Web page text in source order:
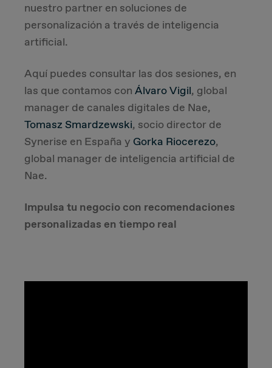
nuestro partner en soluciones de
personalización a través de inteligencia
artificial.
Aquí puedes consultar las dos sesiones, en
las que contamos con Álvaro Vigil, global
manager de canales digitales de Nae,
Tomasz Smardzewski, socio director de
Synerise en España y Gorka Riocerezo,
global manager de inteligencia artificial de
Nae.
Impulsa tu negocio con recomendaciones
personalizadas en tiempo real